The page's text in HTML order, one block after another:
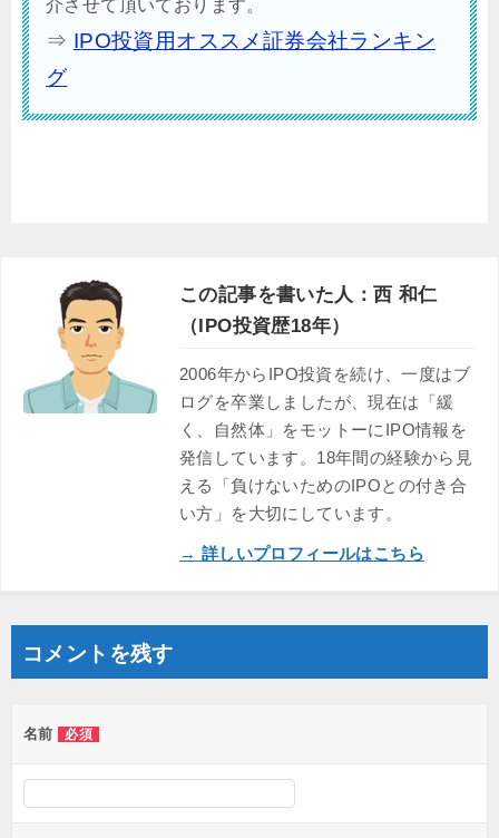
介させて頂いております。
⇒ IPO投資用オススメ証券会社ランキン
グ
この記事を書いた人：西 和仁
（IPO投資歴18年）
2006年からIPO投資を続け、一度はブ
ログを卒業しましたが、現在は「緩
く、自然体」をモットーにIPO情報を
発信しています。18年間の経験から見
える「負けないためのIPOとの付き合
い方」を大切にしています。
→ 詳しいプロフィールはこちら
コメントを残す
名前 必須